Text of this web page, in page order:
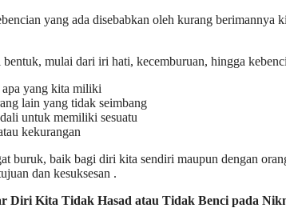
yang ada disebabkan oleh kurang
mulai dari iri hati, kecemburuan, hingga
yang kita miliki
lain yang tidak seimbang
untuk memiliki sesuatu
kekurangan
buruk, baik bagi diri kita sendiri maupun dengan
dan kesuksesan .
Diri Kita Tidak Hasad atau Tidak Benci pada